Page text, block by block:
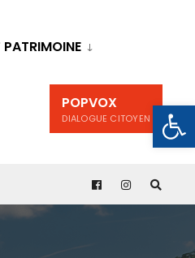
PATRIMOINE
POPVOX
DIALOGUE CITOYEN